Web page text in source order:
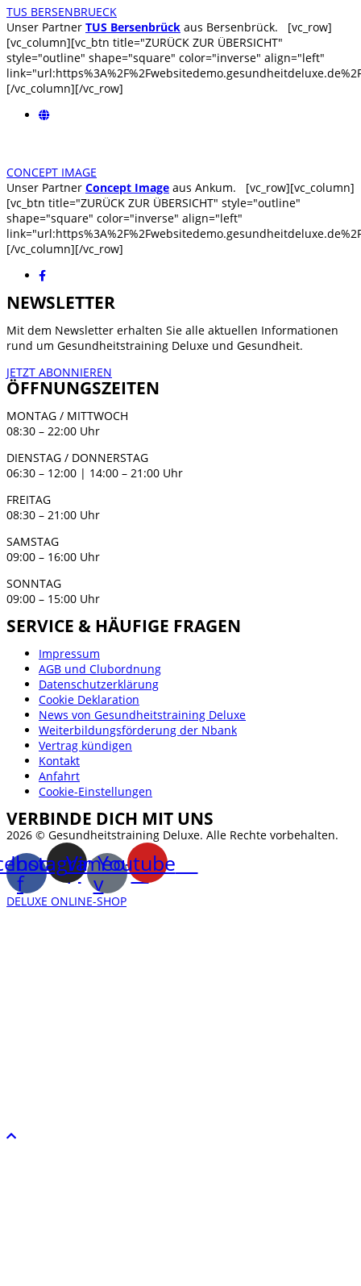
TUS BERSENBRUECK
Unser Partner TUS Bersenbrück aus Bersenbrück. [vc_row]
[vc_column][vc_btn title="ZURÜCK ZUR ÜBERSICHT"
style="outline" shape="square" color="inverse" align="left"
[/vc_column][/vc_row]
CONCEPT IMAGE
Unser Partner Concept Image aus Ankum. [vc_row][vc_column]
[vc_btn title="ZURÜCK ZUR ÜBERSICHT" style="outline"
shape="square" color="inverse" align="left"
[/vc_column][/vc_row]
NEWSLETTER
Mit dem Newsletter erhalten Sie alle aktuellen Informationen
rund um Gesundheitstraining Deluxe und Gesundheit.
JETZT ABONNIEREN
ÖFFNUNGSZEITEN
MONTAG / MITTWOCH
08:30 – 22:00 Uhr
DIENSTAG / DONNERSTAG
06:30 – 12:00 | 14:00 – 21:00 Uhr
FREITAG
08:30 – 21:00 Uhr
SAMSTAG
09:00 – 16:00 Uhr
SONNTAG
09:00 – 15:00 Uhr
SERVICE & HÄUFIGE FRAGEN
Impressum
AGB und Clubordnung
Datenschutzerklärung
Cookie Deklaration
News von Gesundheitstraining Deluxe
Weiterbildungsförderung der Nbank
Vertrag kündigen
Kontakt
Anfahrt
Cookie-Einstellungen
VERBINDE DICH MIT UNS
2026 © Gesundheitstraining Deluxe. Alle Rechte vorbehalten.
f
Instagram
Vimeo-
v
Youtube
DELUXE ONLINE-SHOP